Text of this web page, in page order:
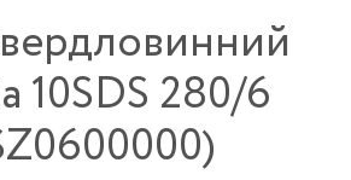
10SDS 280/6